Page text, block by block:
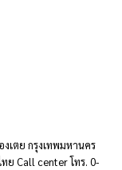
เตย กรุงเทพมหานคร
ย Call center โทร. 0-